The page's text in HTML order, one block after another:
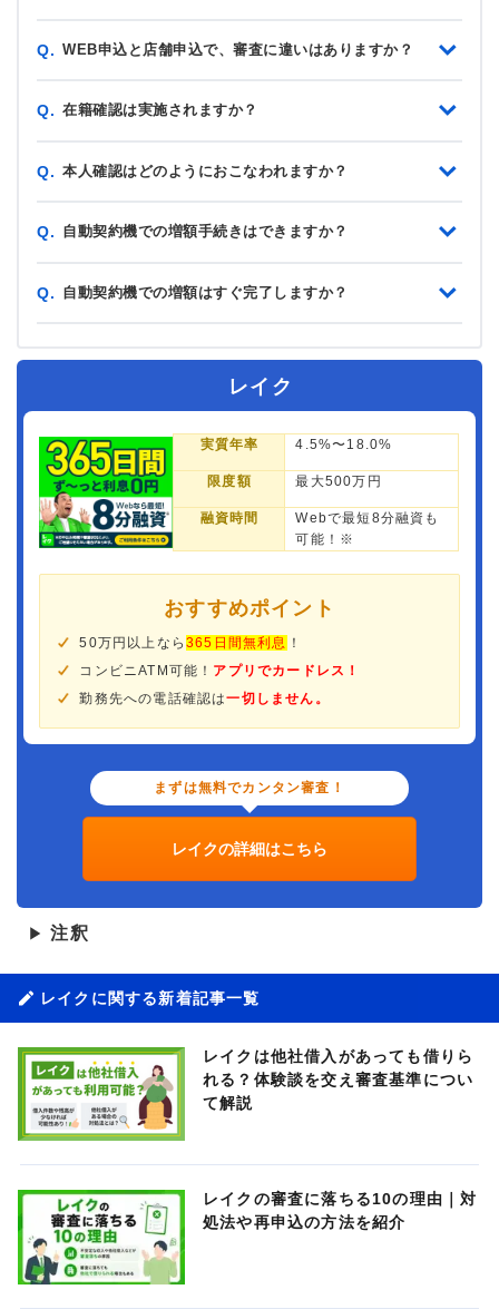
Q. WEB申込と店舗申込で、審査に違いはありますか？
Q. 在籍確認は実施されますか？
Q. 本人確認はどのようにおこなわれますか？
Q. 自動契約機での増額手続きはできますか？
Q. 自動契約機での増額はすぐ完了しますか？
レイク
実質年率 4.5%〜18.0%
限度額 最大500万円
融資時間
Webで最短8分融資も
可能！※
おすすめポイント
50万円以上なら365日間無利息
！
コンビニATM可能！ アプリでカードレス！
勤務先への電話確認は一切しません。
まずは無料でカンタン審査！
レイクの詳細はこちら
▶ 注釈
レイクに関する新着記事一覧
レイクは他社借入があっても借りら
れる？体験談を交え審査基準につい
て解説
レイクの審査に落ちる10の理由｜対
処法や再申込の方法を紹介